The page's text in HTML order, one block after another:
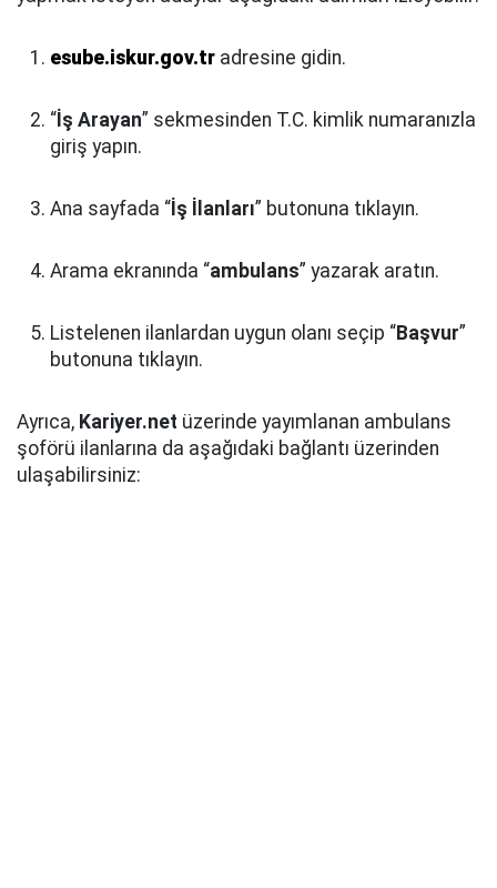
esube.iskur.gov.tr adresine gidin.
“ İş Arayan” sekmesinden T.C. kimlik numaranızla
giriş yapın.
Ana sayfada “ İş İlanları” butonuna tıklayın.
Arama ekranında “ambulans” yazarak aratın.
Listelenen ilanlardan uygun olanı seçip “Başvur”
butonuna tıklayın.
Ayrıca, Kariyer.net üzerinde yayımlanan ambulans
şoförü ilanlarına da aşağıdaki bağlantı üzerinden
ulaşabilirsiniz: